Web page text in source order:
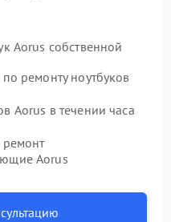
Aorus собственной
ремонту ноутбуков
Aorus в течении часа
Aorus